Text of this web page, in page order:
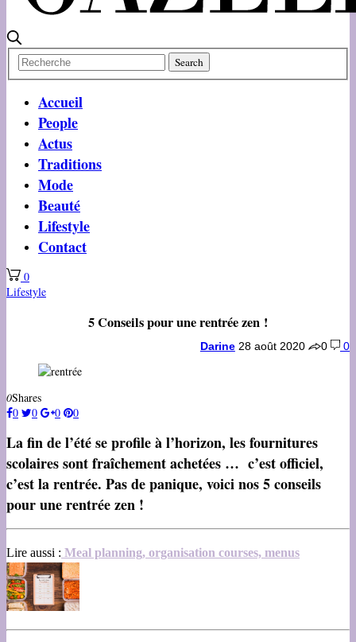
Accueil
People
Actus
Traditions
Mode
Beauté
Lifestyle
Contact
0
Lifestyle
5 Conseils pour une rentrée zen !
Darine 28 août 2020 0 0
0Shares
0
0 0 0
La fin de l’été se profile à l’horizon, les fournitures
scolaires sont fraîchement achetées … c’est officiel,
c’est la rentrée. Pas de panique, voici nos 5 conseils
pour une rentrée zen !
Lire aussi : Meal planning, organisation courses, menus